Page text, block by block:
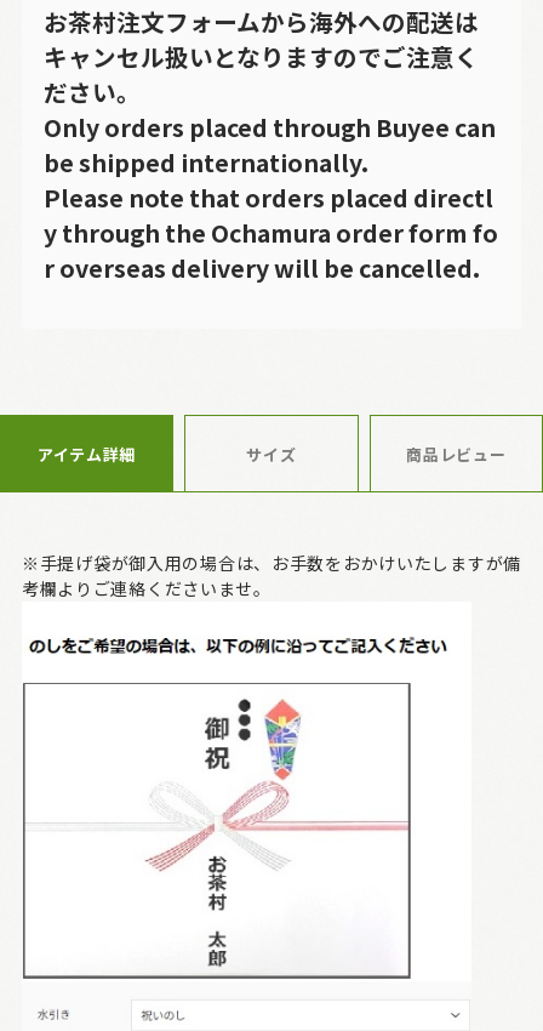
お茶村注文フォームから海外への配送は
キャンセル扱いとなりますのでご注意く
ださい。
Only orders placed through Buyee can
be shipped internationally.
Please note that orders placed directl
y through the Ochamura order form fo
r overseas delivery will be cancelled.
アイテム詳細 サイズ 商品レビュー
※手提げ袋が御入用の場合は、お手数をおかけいたしますが備
考欄よりご連絡くださいませ。